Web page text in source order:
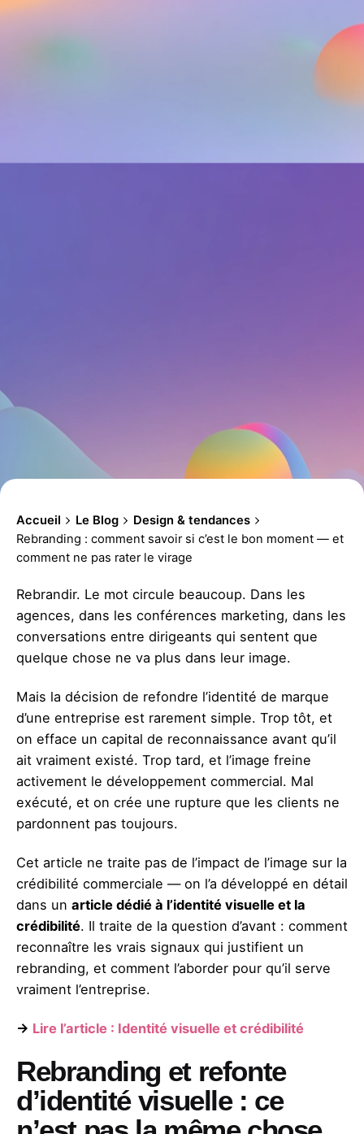
Accueil Le Blog
Design & tendances
Rebranding : comment savoir si c’est le bon moment — et
comment ne pas rater le virage
Rebrandir. Le mot circule beaucoup. Dans les
agences, dans les conférences marketing, dans les
conversations entre dirigeants qui sentent que
quelque chose ne va plus dans leur image.
Mais la décision de refondre l’identité de marque
d’une entreprise est rarement simple. Trop tôt, et
on efface un capital de reconnaissance avant qu’il
ait vraiment existé. Trop tard, et l’image freine
activement le développement commercial. Mal
exécuté, et on crée une rupture que les clients ne
pardonnent pas toujours.
Cet article ne traite pas de l’impact de l’image sur la
crédibilité commerciale — on l’a développé en détail
dans un article dédié à l’identité visuelle et la
crédibilité. Il traite de la question d’avant : comment
reconnaître les vrais signaux qui justifient un
rebranding, et comment l’aborder pour qu’il serve
vraiment l’entreprise.
→ Lire l’article : Identité visuelle et crédibilité
Rebranding et refonte
d’identité visuelle : ce